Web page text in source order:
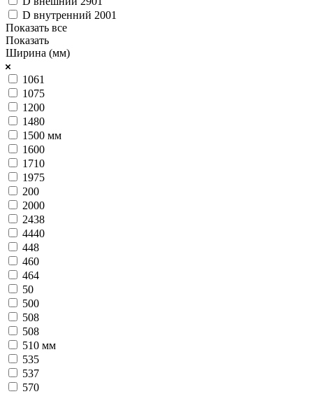
D внутренний 2001
Показать все
Показать
Ширина (мм)
1061
1075
1200
1480
1500 мм
1600
1710
1975
200
2000
2438
4440
448
460
464
50
500
508
508
510 мм
535
537
570